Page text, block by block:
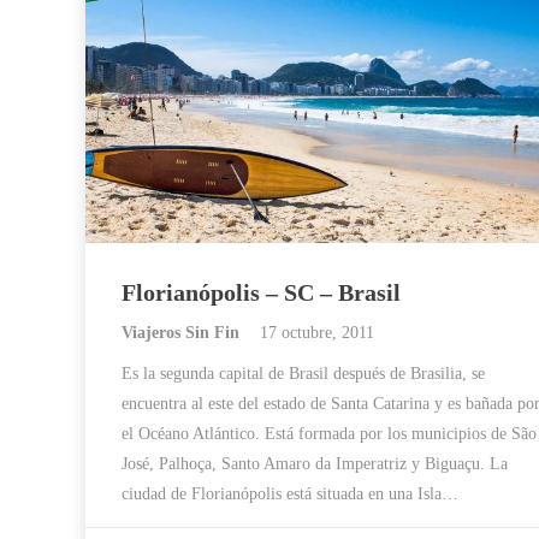
Florianópolis – SC – Brasil
Viajeros Sin Fin 17 octubre, 2011
Es la segunda capital de Brasil después de Brasilia, se
encuentra al este del estado de Santa Catarina y es bañada por
el Océano Atlántico. Está formada por los municipios de São
José, Palhoça, Santo Amaro da Imperatriz y Biguaçu. La
ciudad de Florianópolis está situada en una Isla…